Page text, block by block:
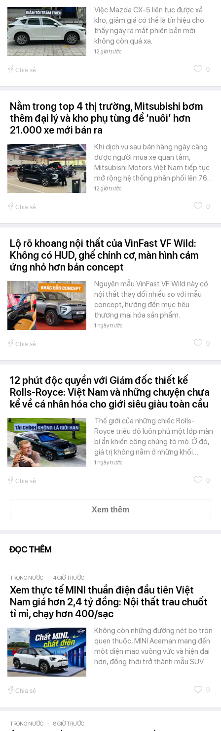
Việc Mazda CX-5 liên tục được xả
kho, giảm giá có thể là tín hiệu cho
thấy ngày ra mắt phiên bản mới
không còn quá xa.
12 giờ trước
Chia sẻ 0
Nằm trong top 4 thị trường, Mitsubishi bơm
thêm đại lý và kho phụ tùng để ‘nuôi’ hơn
21.000 xe mới bán ra
Khi dịch vụ sau bán hàng ngày càng
được người mua xe quan tâm,
Mitsubishi Motors Việt Nam tiếp tục
mở rộng hệ thống phân phối lên 76…
12 giờ trước
Chia sẻ 0
Lộ rõ khoang nội thất của VinFast VF Wild:
Không có HUD, ghế chỉnh cơ, màn hình cảm
ứng nhỏ hơn bản concept
Nguyên mẫu VinFast VF Wild này có
nội thất thay đổi nhiều so với mẫu
concept, hướng đến mục tiêu
thương mại hóa sản phẩm.
1 ngày trước
Chia sẻ 0
12 phút độc quyền với Giám đốc thiết kế
Rolls-Royce: Việt Nam và những chuyện chưa
kể về cá nhân hóa cho giới siêu giàu toàn cầu
Thế giới của những chiếc Rolls-
Royce triệu đô luôn phủ một lớp màn
bí ẩn khiến công chúng tò mò. Ở đó,
giá trị không nằm ở những khối…
1 ngày trước
Chia sẻ 0
Xem thêm
ĐỌC THÊM
TRONG NƯỚC - 4 GIỜ TRƯỚC
Xem thực tế MINI thuần điện đầu tiên Việt
Nam giá hơn 2,4 tỷ đồng: Nội thất trau chuốt
tỉ mỉ, chạy hơn 400/sạc
Không còn những đường nét bo tròn
quen thuộc, MINI Aceman mang đến
một diện mạo vuông vức và hiện đại
hơn, đồng thời trở thành mẫu SUV…
Chia sẻ 0
TRONG NƯỚC - 8 GIỜ TRƯỚC